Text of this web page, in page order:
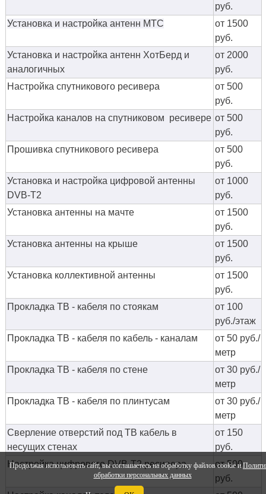
Продолжая использовать сайт, вы соглашаетесь на обработку файлов cookie и
обработки персональных данных
руб.
Установка и настройка антенн МТС
от 1500
руб.
Установка и настройка антенн ХотБерд и
аналогичных
от 2000
руб.
Настройка спутникового ресивера
от 500
руб.
Настройка каналов на спутниковом ресивере от 500
руб.
Прошивка спутникового ресивера
от 500
руб.
Установка и настройка цифровой антенны
DVB-T2
от 1000
руб.
Установка антенны на мачте
от 1500
руб.
Установка антенны на крыше
от 1500
руб.
Установка коллективной антенны
от 1500
руб.
Прокладка ТВ - кабеля по стоякам
от 100
руб./этаж
Прокладка ТВ - кабеля по кабель - каналам
от 50 руб./
метр
Прокладка ТВ - кабеля по стене
от 30 руб./
метр
Прокладка ТВ - кабеля по плинтусам
от 30 руб./
метр
Сверление отверстий под ТВ кабель в
несущих стенах
от 150
руб.
Настройка цифрового DVB-T2 ресивера
от 500
руб.